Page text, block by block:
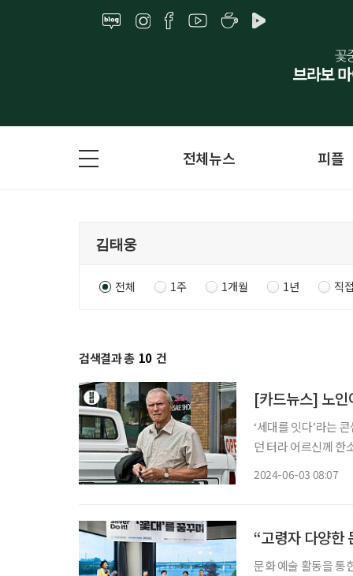
전체뉴스 피플
전체 1주 1개월 1년 직
검색결과 총 10 건
[카드뉴스] 노인
‘세대를 잇다’라는
던 터라 어르신께 한
2024-06-03 08:07
“고령자 다양한
문화 예술 활동을 통